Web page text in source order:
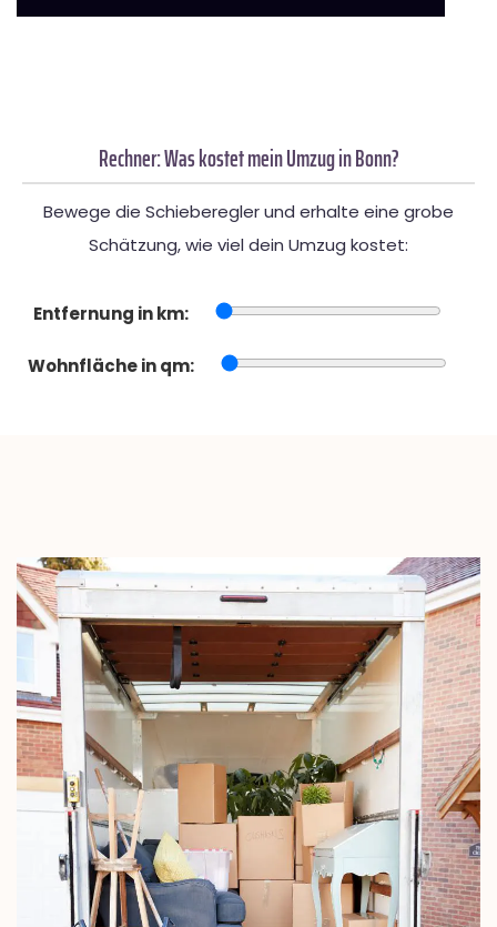
Rechner: Was kostet mein Umzug in Bonn?
Bewege die Schieberegler und erhalte eine grobe
Schätzung, wie viel dein Umzug kostet:
Entfernung in km:
Wohnfläche in qm: